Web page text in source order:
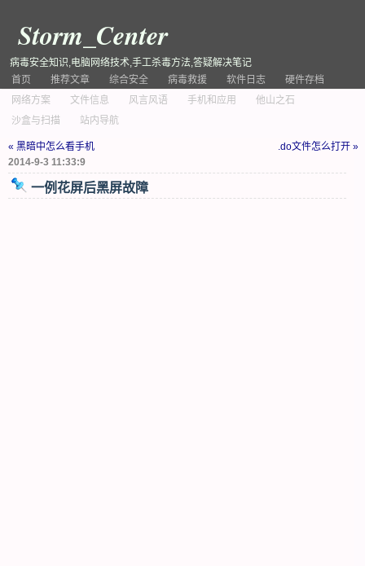
Storm_Center
病毒安全知识,电脑网络技术,手工杀毒方法,答疑解决笔记
首页
推荐文章 综合安全 病毒救援 软件日志
硬件存档
网络方案
文件信息 风言风语 手机和应用
他山之石
沙盒与扫描
站内导航
« 黑暗中怎么看手机
.do文件怎么打开 »
2014-9-3 11:33:9
一例花屏后黑屏故障